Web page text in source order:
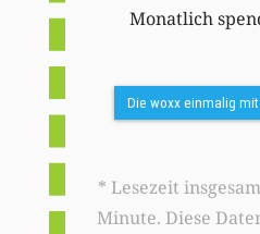
Monatlich
Die woxx einmalig
* Lesezeit
Minute. Diese